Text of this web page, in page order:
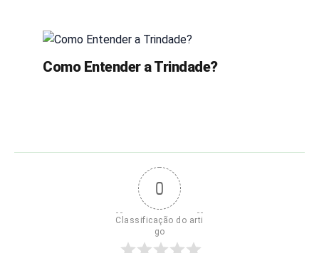
Como Entender a Trindade?
0
Classificação do arti
go